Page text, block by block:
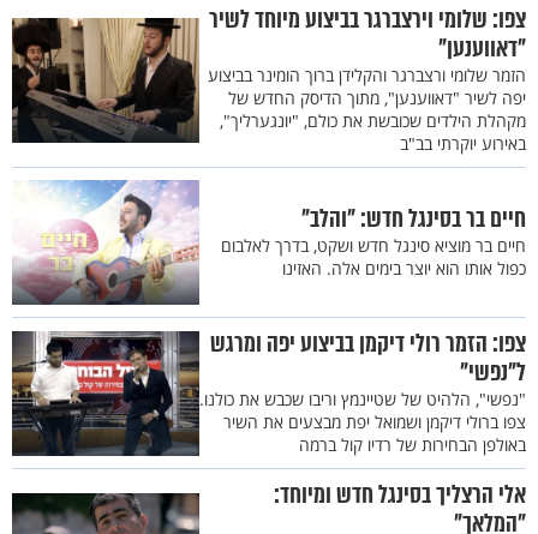
צפו: שלומי וירצברגר בביצוע מיוחד לשיר
"דאווענען"
הזמר שלומי ורצברגר והקלידן ברוך הומינר בביצוע
יפה לשיר "דאווענען", מתוך הדיסק החדש של
מקהלת הילדים שכובשת את כולם, "יונגערליך",
באירוע יוקרתי בב"ב
חיים בר בסינגל חדש: "והלב"
חיים בר מוציא סינגל חדש ושקט, בדרך לאלבום
כפול אותו הוא יוצר בימים אלה. האזינו
צפו: הזמר רולי דיקמן בביצוע יפה ומרגש
ל"נפשי"
"נפשי", הלהיט של שטיינמץ וריבו שכבש את כולנו.
צפו ברולי דיקמן ושמואל יפת מבצעים את השיר
באולפן הבחירות של רדיו קול ברמה
אלי הרצליך בסינגל חדש ומיוחד:
"המלאך"